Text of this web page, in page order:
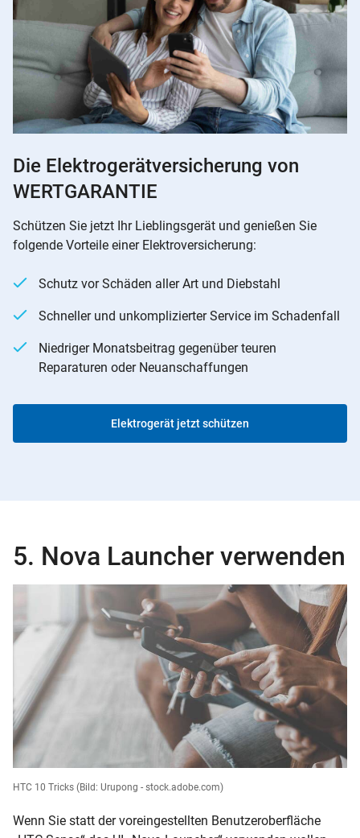
Die Elektrogerätversicherung von
WERTGARANTIE
Schützen Sie jetzt Ihr Lieblingsgerät und genießen Sie
folgende Vorteile einer Elektroversicherung:
Schutz vor Schäden aller Art und Diebstahl
Schneller und unkomplizierter Service im Schadenfall
Niedriger Monatsbeitrag gegenüber teuren
Reparaturen oder Neuanschaffungen
Elektrogerät jetzt schützen
5. Nova Launcher verwenden
HTC 10 Tricks (Bild: Urupong - stock.adobe.com)
Wenn Sie statt der voreingestellten Benutzeroberfläche